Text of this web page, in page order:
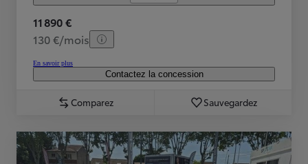
11 890 €
130 €/mois
En savoir plus
Contactez la concession
Comparez Sauvegardez